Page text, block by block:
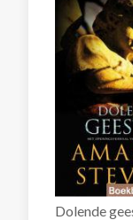
Dolende